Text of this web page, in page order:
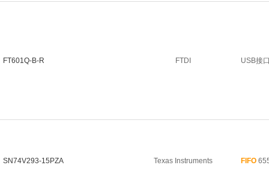
FT601Q-B-R FTDI USB接
SN74V293-15PZA Texas Instruments FIFO